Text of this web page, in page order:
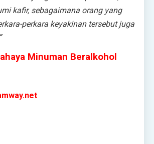
kafir, sebagaimana orang yang
perkara keyakinan tersebut juga
Minuman Beralkohol